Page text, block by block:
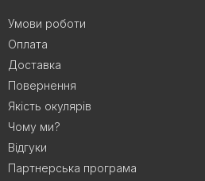
Умови роботи
Оплата
Доставка
Повернення
Якість окулярів
Чому ми?
Відгуки
Партнерська програма